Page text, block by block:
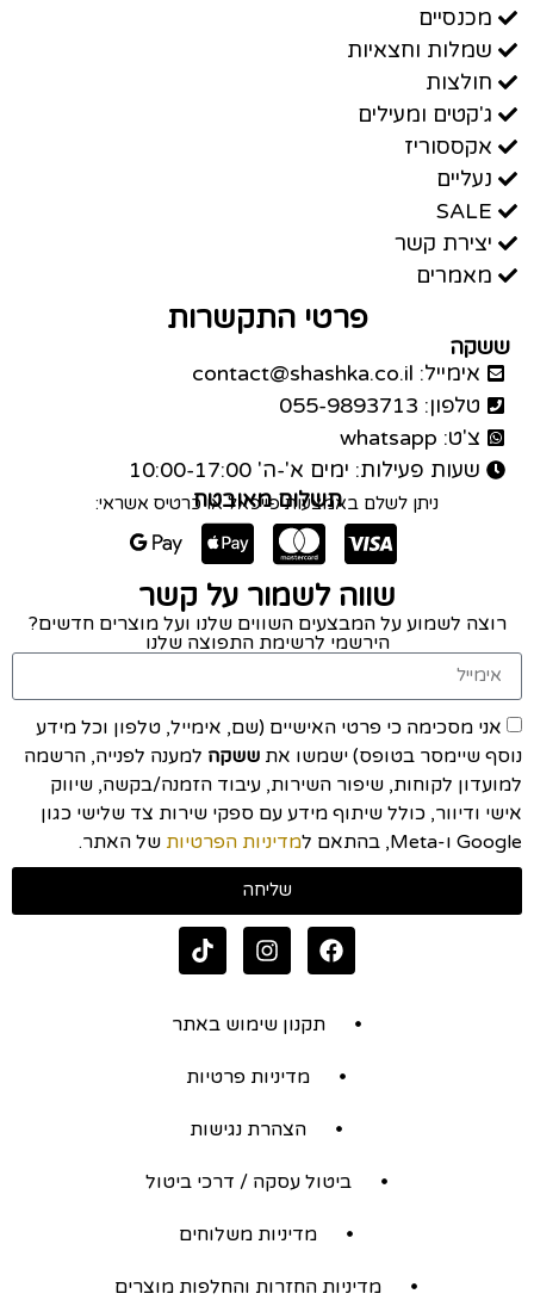
מכנסיים
שמלות וחצאיות
חולצות
ג'קטים ומעילים
אקססוריז
נעליים
SALE
יצירת קשר
מאמרים
פרטי התקשרות
ששקה
אימייל: contact@shashka.co.il
טלפון: 055-9893713
צ'ט: whatsapp
שעות פעילות: ימים א'-ה' 10:00-17:00
תשלום מאובטח
ניתן לשלם באמצעות פייפאל או כרטיס אשראי:
שווה לשמור על קשר
רוצה לשמוע על המבצעים השווים שלנו ועל מוצרים חדשים?
הירשמי לרשימת התפוצה שלנו
אני מסכימה כי פרטי האישיים (שם, אימייל, טלפון וכל מידע
נוסף שיימסר בטופס) ישמשו את ששקה למענה לפנייה, הרשמה
למועדון לקוחות, שיפור השירות, עיבוד הזמנה/בקשה, שיווק
אישי ודיוור, כולל שיתוף מידע עם ספקי שירות צד שלישי כגון
Google ו-Meta, בהתאם ל
מדיניות הפרטיות של האתר.
שליחה
תקנון שימוש באתר
מדיניות פרטיות
הצהרת נגישות
ביטול עסקה / דרכי ביטול
מדיניות משלוחים
מדיניות החזרות והחלפות מוצרים